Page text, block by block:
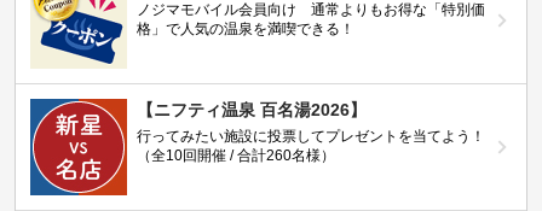
ノジマモバイル会員向け 通常よりもお得な「特別価
格」で人気の温泉を満喫できる！
【ニフティ温泉 百名湯2026】
行ってみたい施設に投票してプレゼントを当てよう！
（全10回開催 / 合計260名様）